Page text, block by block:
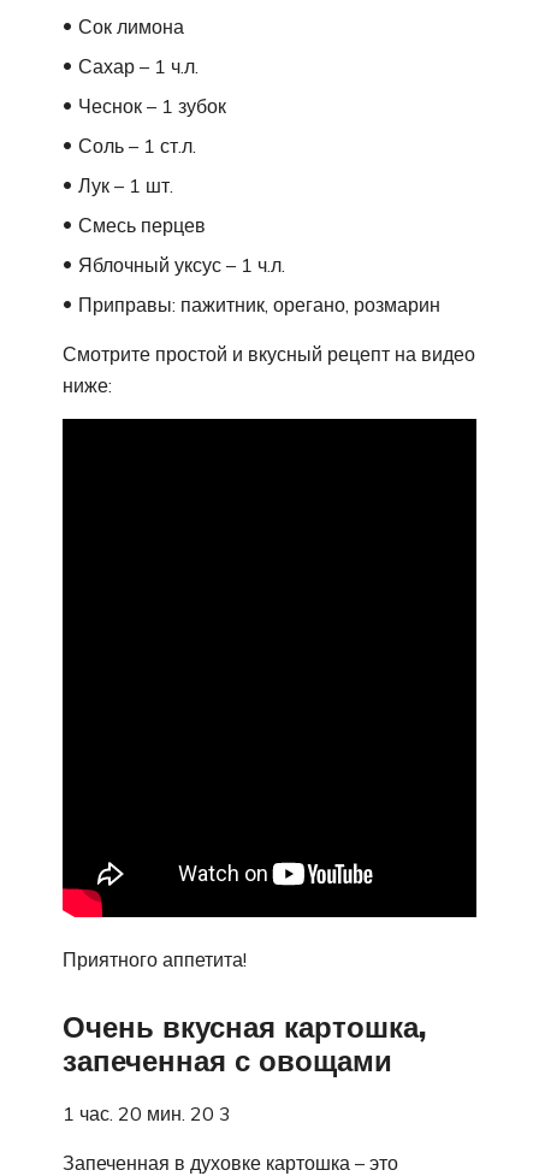
Сок лимона
Сахар – 1 ч.л.
Чеснок – 1 зубок
Соль – 1 ст.л.
Лук – 1 шт.
Смесь перцев
Яблочный уксус – 1 ч.л.
Приправы: пажитник, орегано, розмарин
Смотрите простой и вкусный рецепт на видео
ниже:
Приятного аппетита!
Очень вкусная картошка,
запеченная с овощами
1 час. 20 мин. 20 3
Запеченная в духовке картошка – это